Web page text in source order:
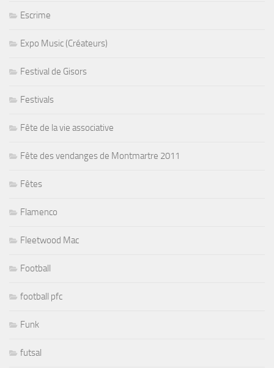
Escrime
Expo Music (Créateurs)
Festival de Gisors
Festivals
Fête de la vie associative
Fête des vendanges de Montmartre 2011
Fêtes
Flamenco
Fleetwood Mac
Football
football pfc
Funk
futsal